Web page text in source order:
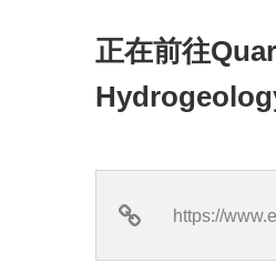
正在前往
https://